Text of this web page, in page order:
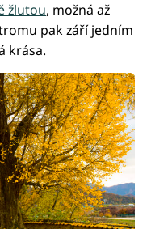
žlutou, možná až
pak září jedním
krása.